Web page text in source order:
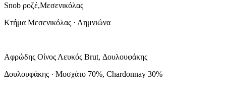
Snob ροζέ,Μεσενικόλας
Κτήμα Μεσενικόλας · Λημνιώνα
Αφρώδης Οίνος Λευκός Brut, Δουλουφάκης
Δουλουφάκης · Μοσχάτο 70%, Chardonnay 30%